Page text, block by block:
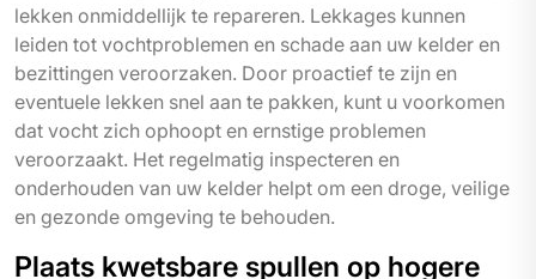
lekken onmiddellijk te repareren. Lekkages kunnen
leiden tot vochtproblemen en schade aan uw kelder en
bezittingen veroorzaken. Door proactief te zijn en
eventuele lekken snel aan te pakken, kunt u voorkomen
dat vocht zich ophoopt en ernstige problemen
veroorzaakt. Het regelmatig inspecteren en
onderhouden van uw kelder helpt om een droge, veilige
en gezonde omgeving te behouden.
Plaats kwetsbare spullen op hogere